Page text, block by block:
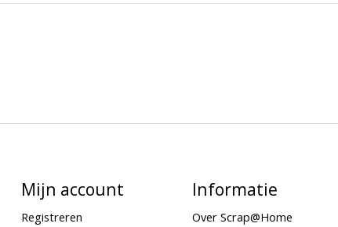
Mijn account
Registreren
Informatie
Over Scrap@Home